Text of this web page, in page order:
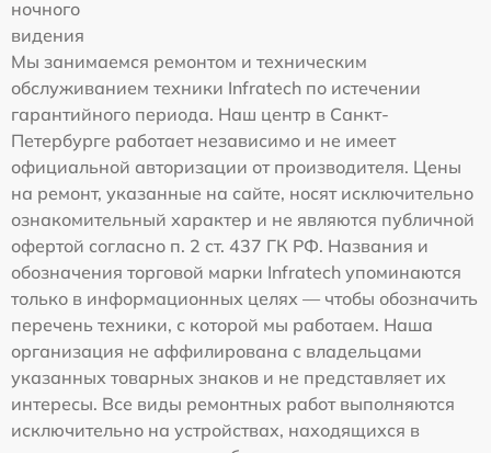
ночного
видения
Мы занимаемся ремонтом и техническим
обслуживанием техники Infratech по истечении
гарантийного периода. Наш центр в Санкт-
Петербурге работает независимо и не имеет
официальной авторизации от производителя. Цены
на ремонт, указанные на сайте, носят исключительно
ознакомительный характер и не являются публичной
офертой согласно п. 2 ст. 437 ГК РФ. Названия и
обозначения торговой марки Infratech упоминаются
только в информационных целях — чтобы обозначить
перечень техники, с которой мы работаем. Наша
организация не аффилирована с владельцами
указанных товарных знаков и не представляет их
интересы. Все виды ремонтных работ выполняются
исключительно на устройствах, находящихся в